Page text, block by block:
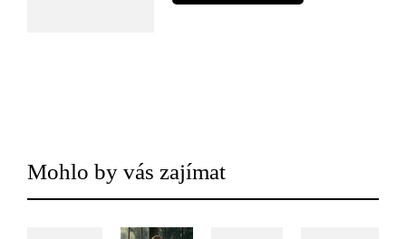
Mohlo by vás zajímat